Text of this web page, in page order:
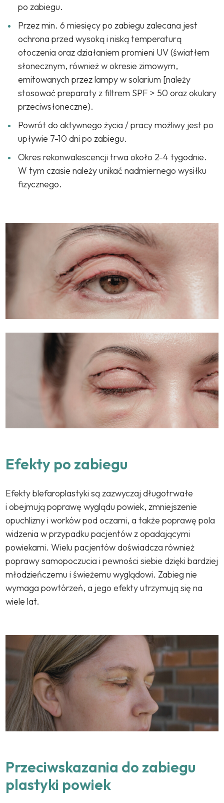
po zabiegu.
Przez min. 6 miesięcy po zabiegu zalecana jest
ochrona przed wysoką i niską temperaturą
otoczenia oraz działaniem promieni UV (światłem
słonecznym, również w okresie zimowym,
emitowanych przez lampy w solarium [należy
stosować preparaty z filtrem SPF > 50 oraz okulary
przeciwsłoneczne).
Powrót do aktywnego życia / pracy możliwy jest po
upływie 7-10 dni po zabiegu.
Okres rekonwalescencji trwa około 2-4 tygodnie.
W tym czasie należy unikać nadmiernego wysiłku
fizycznego.
Efekty po zabiegu
Efekty blefaroplastyki są zazwyczaj długotrwałe
i obejmują poprawę wyglądu powiek, zmniejszenie
opuchlizny i worków pod oczami, a także poprawę pola
widzenia w przypadku pacjentów z opadającymi
powiekami. Wielu pacjentów doświadcza również
poprawy samopoczucia i pewności siebie dzięki bardziej
młodzieńczemu i świeżemu wyglądowi. Zabieg nie
wymaga powtórzeń, a jego efekty utrzymują się na
wiele lat.
Przeciwskazania do zabiegu
plastyki powiek